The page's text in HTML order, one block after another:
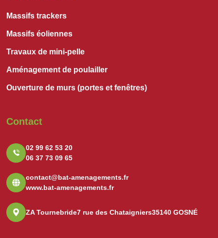
Massifs trackers
Massifs éoliennes
Travaux de mini-pelle
Aménagement de poulailler
Ouverture de murs (portes et fenêtres)
Contact
02 99 62 53 20
06 37 73 09 65
contact@bat-amenagements.fr
www.bat-amenagements.fr
ZA Tournebride7 rue des Chataigniers35140 GOSNÉ